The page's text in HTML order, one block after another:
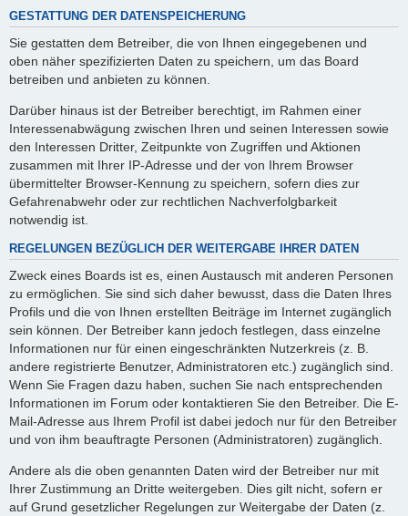
GESTATTUNG DER DATENSPEICHERUNG
Sie gestatten dem Betreiber, die von Ihnen eingegebenen und
oben näher spezifizierten Daten zu speichern, um das Board
betreiben und anbieten zu können.
Darüber hinaus ist der Betreiber berechtigt, im Rahmen einer
Interessenabwägung zwischen Ihren und seinen Interessen sowie
den Interessen Dritter, Zeitpunkte von Zugriffen und Aktionen
zusammen mit Ihrer IP-Adresse und der von Ihrem Browser
übermittelter Browser-Kennung zu speichern, sofern dies zur
Gefahrenabwehr oder zur rechtlichen Nachverfolgbarkeit
notwendig ist.
REGELUNGEN BEZÜGLICH DER WEITERGABE IHRER DATEN
Zweck eines Boards ist es, einen Austausch mit anderen Personen
zu ermöglichen. Sie sind sich daher bewusst, dass die Daten Ihres
Profils und die von Ihnen erstellten Beiträge im Internet zugänglich
sein können. Der Betreiber kann jedoch festlegen, dass einzelne
Informationen nur für einen eingeschränkten Nutzerkreis (z. B.
andere registrierte Benutzer, Administratoren etc.) zugänglich sind.
Wenn Sie Fragen dazu haben, suchen Sie nach entsprechenden
Informationen im Forum oder kontaktieren Sie den Betreiber. Die E-
Mail-Adresse aus Ihrem Profil ist dabei jedoch nur für den Betreiber
und von ihm beauftragte Personen (Administratoren) zugänglich.
Andere als die oben genannten Daten wird der Betreiber nur mit
Ihrer Zustimmung an Dritte weitergeben. Dies gilt nicht, sofern er
auf Grund gesetzlicher Regelungen zur Weitergabe der Daten (z.